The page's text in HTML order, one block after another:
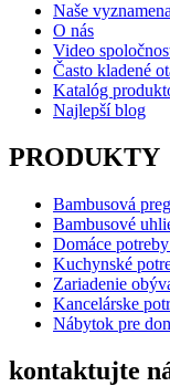
Naše
O nás
Video
Často kladené
Katalóg
Najlepší blog
PRODUKTY
Bambusová
Bambusové
Domáce
Kuchynské
Zariadenie
Kancelárske
Nábytok pre
kontaktujte